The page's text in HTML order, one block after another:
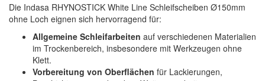
Die Indasa RHYNOSTICK White Line Schleifscheiben Ø150mm
ohne Loch eignen sich hervorragend für:
Allgemeine Schleifarbeiten auf verschiedenen Materialien
im Trockenbereich, insbesondere mit Werkzeugen ohne
Klett.
Vorbereitung von Oberflächen für Lackierungen,